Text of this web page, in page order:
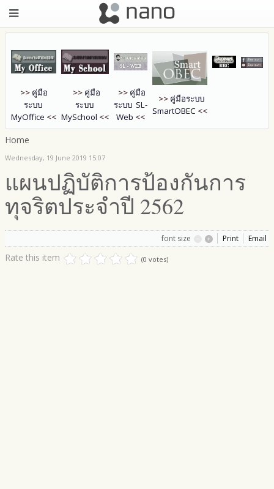
>> คู่มือ
ระบบ
MyOffice <<
>> คู่มือ
ระบบ
MySchool <<
>> คู่มือ
ระบบ SL-
Web <<
>> คู่มือระบบ
SmartOBEC <<
Home
Wednesday, 19 June 2019 15:07
แผนปฏิบัติการป้องกันการ
ทุจริตประจำปี 2562
font size Print Email
Rate this item (0 votes)